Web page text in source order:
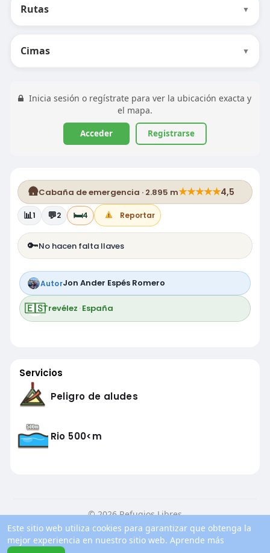
Este sitio web utiliza cookies para garantizar que obtenga la
mejor experiencia en nuestro sitio web. Aprende más
Rutas ▼
Cimas ▼
Inicia sesión o regístrate para ver la ubicación exacta y
el mapa.
Acceder Registrarse
🛖Cabaña de emergencia · 2.895 m★★★★★4,5
📊1 💬2 🛏️4 Reportar
🔑No hacen falta llaves
AutorJon Ander Espés Romero
🇪🇸Trevélez ·España
Servicios
Peligro de aludes
Rio 500<m
© 2026 Refugios Libres
Inicio
Conocenos Contacto
Política de privacidad
Condiciones de uso
Blog Más información